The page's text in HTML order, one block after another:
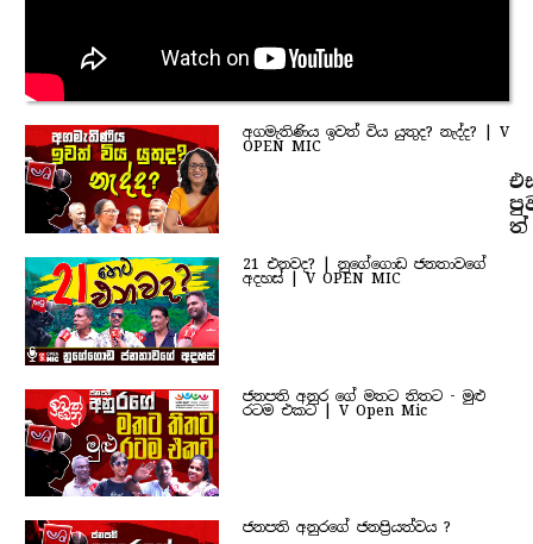
අගමැතිණිය ඉවත් විය යුතුද? නැද්ද? | V
OPEN MIC
21 එනවද? | නුගේගොඩ ජනතාවගේ
අදහස් | V OPEN MIC
ජනපති අනුර ගේ මතට තිතට - මුළු
රටම එකට | V Open Mic
ජනපති අනුරගේ ජනප්‍රියත්වය ?
ත්